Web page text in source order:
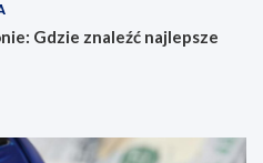
Gdzie znaleźć najlepsze